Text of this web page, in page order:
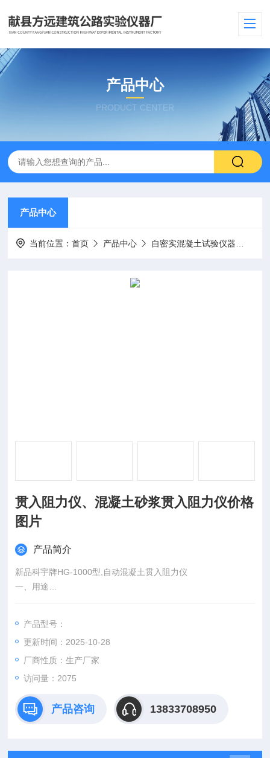
产品中心
PRODUCT CENTER
产品中心
当前位置：首页 产品中心 自密实混凝土试验仪器
贯入阻力仪、混凝土砂浆贯入阻力仪价格
图片
产品简介
新品科宇牌HG-1000型,自动混凝土贯入阻力仪
一、用途
本混凝土贯入阻力仪利用贯入阻力法来测定混凝土的凝结时间。
二、技术参数
试料容器（上口径×下口径×深度）φ160mm×φ150mm×150mm
Z大贯入力：1000N
贯入阻力仪、混凝土砂浆贯入阻力仪价格图片
产品型号：
更新时间：2025-10-28
厂商性质：生产厂家
访问量：2075
产品咨询 13833708950